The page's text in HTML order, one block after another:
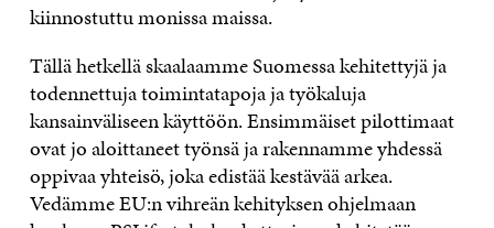
kiinnostuttu monissa maissa.
Tällä hetkellä skaalaamme Suomessa kehitettyjä ja
todennettuja toimintatapoja ja työkaluja
kansainväliseen käyttöön. Ensimmäiset pilottimaat
ovat jo aloittaneet työnsä ja rakennamme yhdessä
oppivaa yhteisö, joka edistää kestävää arkea.
Vedämme EU:n vihreän kehityksen ohjelmaan